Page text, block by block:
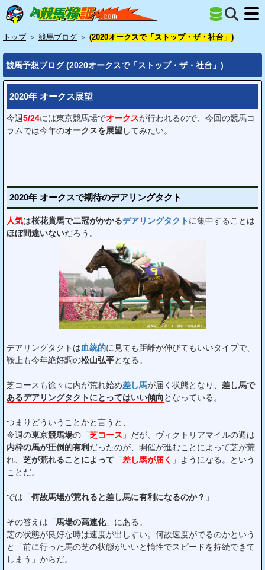
トップ ＞ 競馬ブログ ＞ (2020オークスで「ストップ・ザ・社台」)
競馬予想ブログ (2020オークスで「ストップ・ザ・社台」)
2020年 オークス展望
今週5/24には東京競馬場でオークスが行われるので、今回の競馬コ
ラムでは今年のオークスを展望してみたい。
2020年 オークスで期待のデアリングタクト
人気は桜花賞馬で二冠がかかるデアリングタクトに集中することは
ほぼ間違いないだろう。
デアリングタクトは血統的に見ても距離が伸びてもいいタイプで、
鞍上も今年絶好調の松山弘平となる。
芝コースも徐々に内が荒れ始め差し馬が届く状態となり、 差し馬で
あるデアリングタクトにとってはいい傾向となっている。
つまりどういうことかと言うと、
今週の東京競馬場の「芝コース 」だが、ヴィクトリアマイルの週は
内枠の馬が圧倒的有利だったのが、開催が進むことによって芝が荒
れ、 芝が荒れることによって 「差し馬が届く 」ようになる。という
ことだ。
では「何故馬場が荒れると差し馬に有利になるのか？ 」
その答えは「馬場の高速化」にある。
芝の状態が良好な時は速度が出しすい。何故速度がでるのかという
と「前に行った馬の芝の状態がいいと惰性でスピードを持続できて
しまう」からだ。